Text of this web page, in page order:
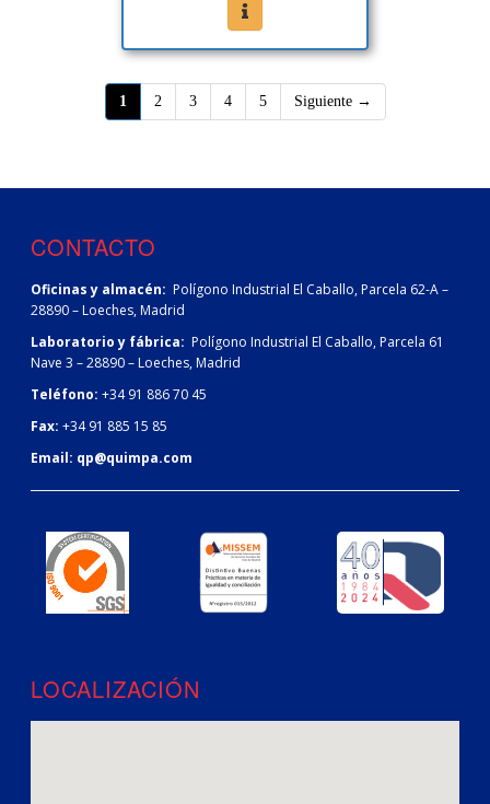
1 (página actual)
2(página actual)
3(página actual)
4(página actual)
5(página actual)
Siguiente →
CONTACTO
Oficinas y almacén: Polígono Industrial El Caballo, Parcela 62-A –
28890 – Loeches, Madrid
Laboratorio y fábrica: Polígono Industrial El Caballo, Parcela 61
Nave 3 – 28890 – Loeches, Madrid
Teléfono: +34 91 886 70 45
Fax: +34 91 885 15 85
Email: qp@quimpa.com
LOCALIZACIÓN